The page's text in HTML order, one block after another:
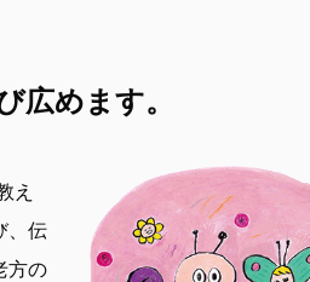
広めます。
え
、伝
方の